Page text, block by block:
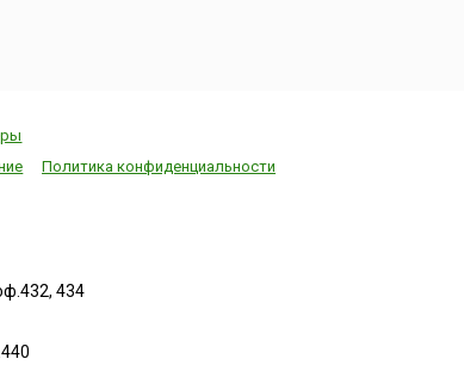
Политика конфиденциальности
434